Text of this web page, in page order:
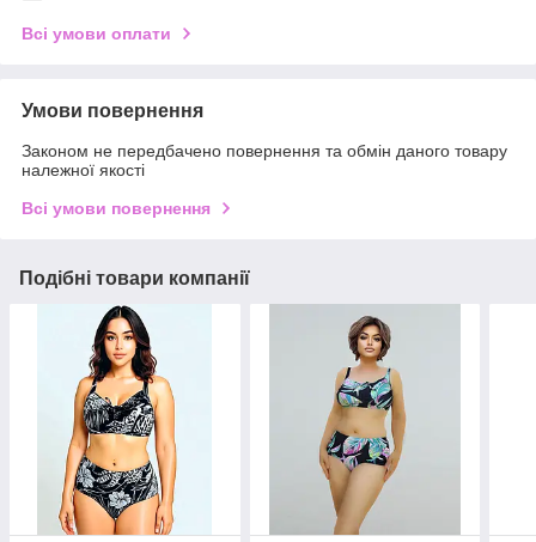
Всі умови оплати
Умови повернення
Законом не передбачено повернення та обмін даного товару
належної якості
Всі умови повернення
Подібні товари компанії